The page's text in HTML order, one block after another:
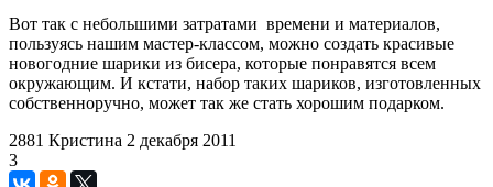
Вот так с небольшими затратами времени и материалов,
пользуясь нашим мастер-классом, можно создать красивые
новогодние шарики из бисера, которые понравятся всем
окружающим. И кстати, набор таких шариков, изготовленных
собственноручно, может так же стать хорошим подарком.
2881 Кристина 2 декабря 2011
3